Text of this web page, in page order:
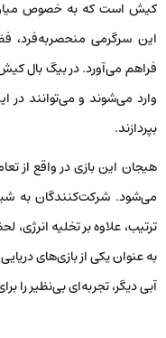
ساحل دامون ارائه می‌گردد.